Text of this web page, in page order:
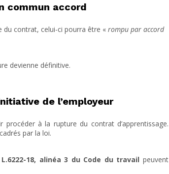
commun accord
du contrat, celui-ci pourra être « rompu par accord
devienne définitive.
de l’employeur
à la rupture du contrat d’apprentissage.
par la loi.
L.6222-18, alinéa 3 du Code du travail peuvent